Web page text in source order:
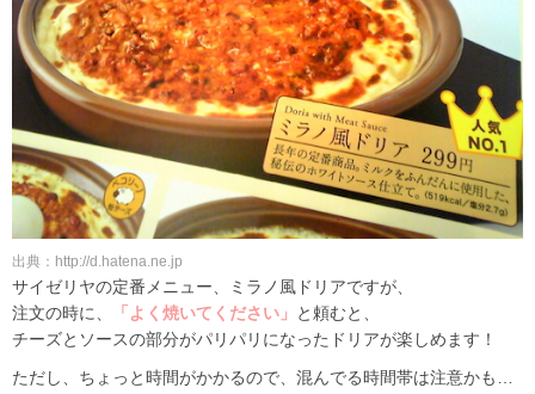
出典：http://d.hatena.ne.jp
サイゼリヤの定番メニュー、ミラノ風ドリアですが、
注文の時に、
「よく焼いてください」
と頼むと、
チーズとソースの部分がパリパリになったドリアが楽しめます！
ただし、ちょっと時間がかかるので、混んでる時間帯は注意かも…